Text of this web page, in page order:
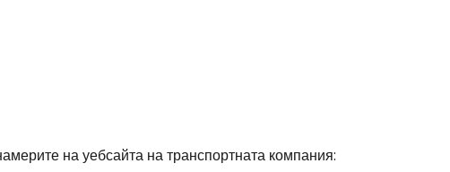
на уебсайта на транспортната компания: